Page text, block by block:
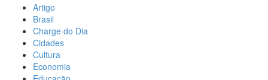
Artigo
Brasil
Charge do Dia
Cidades
Cultura
Economia